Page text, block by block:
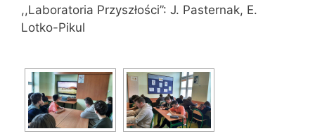
,,Laboratoria Przyszłości”: J. Pasternak, E.
Lotko-Pikul